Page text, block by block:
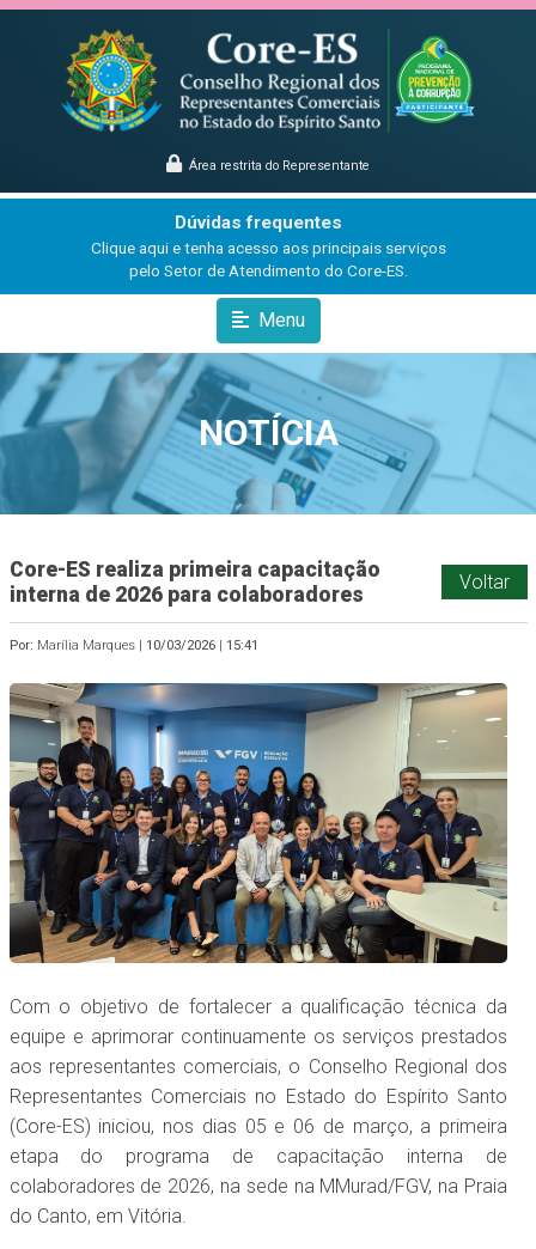
Área restrita do Representante
Dúvidas frequentes
Clique aqui e tenha acesso aos principais serviços
pelo Setor de Atendimento do Core-ES.
Menu
NOTÍCIA
Core-ES realiza primeira capacitação
interna de 2026 para colaboradores
Voltar
Por: Marília Marques | 10/03/2026| 15:41
Com o objetivo de fortalecer a qualificação técnica da
equipe e aprimorar continuamente os serviços prestados
aos representantes comerciais, o Conselho Regional dos
Representantes Comerciais no Estado do Espírito Santo
(Core-ES) iniciou, nos dias 05 e 06 de março, a primeira
etapa do programa de capacitação interna de
colaboradores de 2026, na sede na MMurad/FGV, na Praia
do Canto, em Vitória.